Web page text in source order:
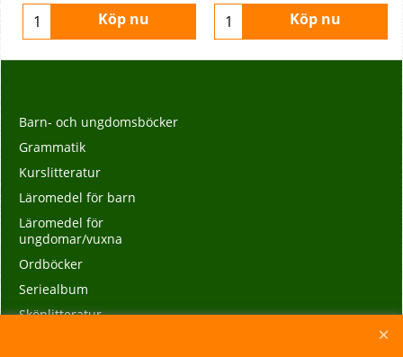
Köp nu
Köp nu
Barn- och ungdomsböcker
Grammatik
Kurslitteratur
Läromedel för barn
Läromedel för
ungdomar/vuxna
Ordböcker
Seriealbum
Skönlitteratur